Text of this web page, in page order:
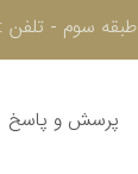
پرسش و پاسخ